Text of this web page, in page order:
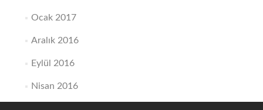
Ocak 2017
Aralık 2016
Eylül 2016
Nisan 2016